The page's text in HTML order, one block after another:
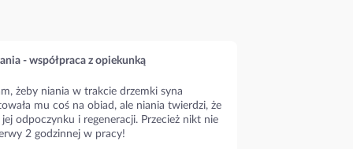
- współpraca z opiekunką
żeby niania w trakcie drzemki syna
mu coś na obiad, ale niania twierdzi, że
odpoczynku i regeneracji. Przecież nikt nie
2 godzinnej w pracy!